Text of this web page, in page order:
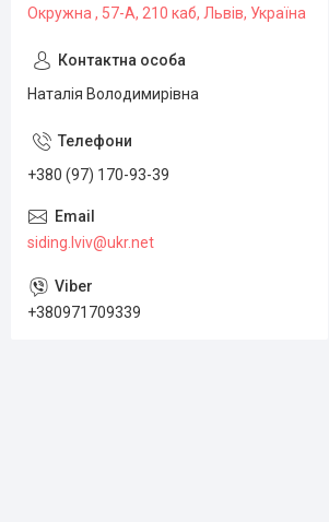
Окружна , 57-А, 210 каб, Львів, Україна
Наталія Володимирівна
+380 (97) 170-93-39
siding.lviv@ukr.net
+380971709339